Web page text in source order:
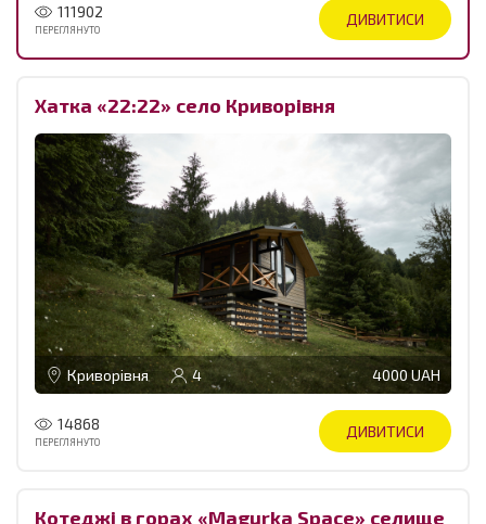
111902
ПЕРЕГЛЯНУТО
ДИВИТИСИ
Хатка «22:22» село Криворівня
Криворівня 4 4000 UAH
14868
ПЕРЕГЛЯНУТО
ДИВИТИСИ
Котеджі в горах «Magurka Space» селище